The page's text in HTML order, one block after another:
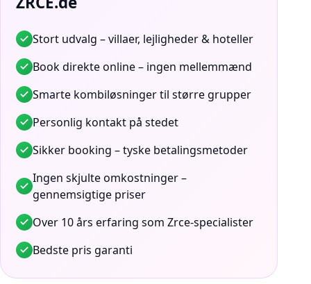
Stort udvalg – villaer, lejligheder & hoteller
Book direkte online – ingen mellemmænd
Smarte kombiløsninger til større grupper
Personlig kontakt på stedet
Sikker booking – tyske betalingsmetoder
Ingen skjulte omkostninger –
gennemsigtige priser
Over 10 års erfaring som Zrce-specialister
Bedste pris garanti